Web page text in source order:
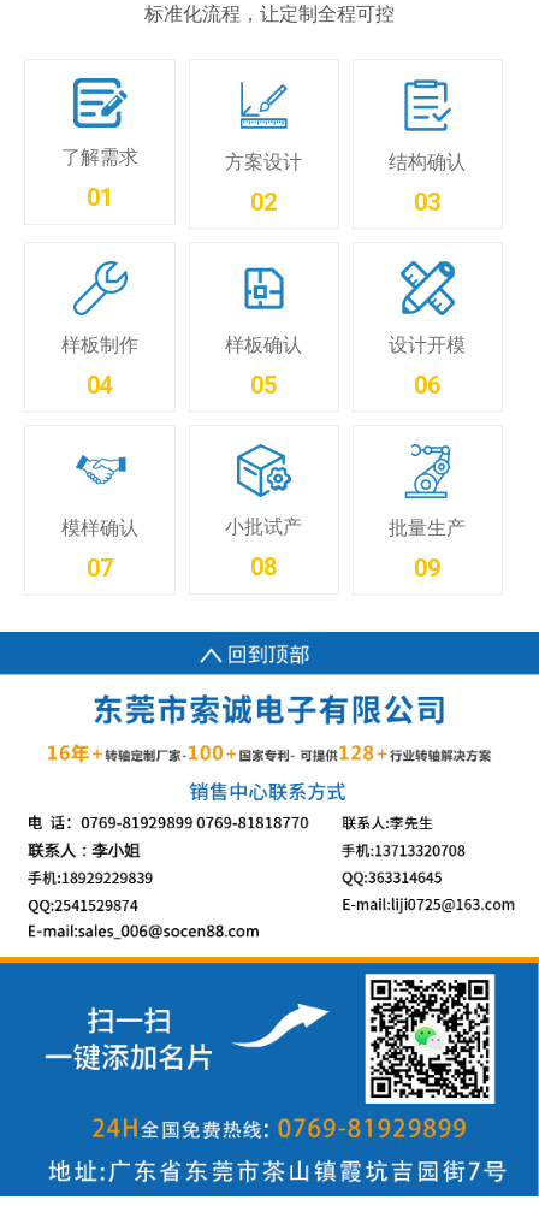
标准化流程，让定制全程可控
了解需求
01
方案设计
02
结构确认
03
样板制作
04
样板确认
05
设计开模
06
模样确认
07
小批试产
08
批量生产
09